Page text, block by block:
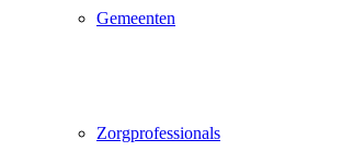
Gemeenten
Zorgprofessionals